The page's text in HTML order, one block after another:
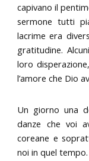
capivano il
sermone tutti
lacrime era
gratitudine.
loro
l’amore che Dio
Un giorno una
danze che voi
coreane e
noi in quel tempo.